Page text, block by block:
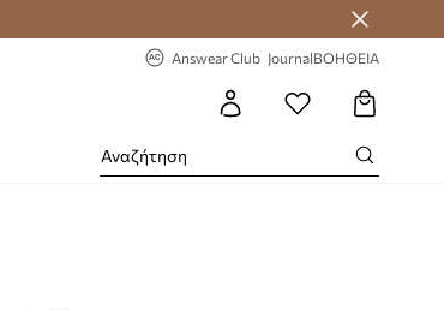
Answear Club JournalΒΟΗΘΕΙΑ